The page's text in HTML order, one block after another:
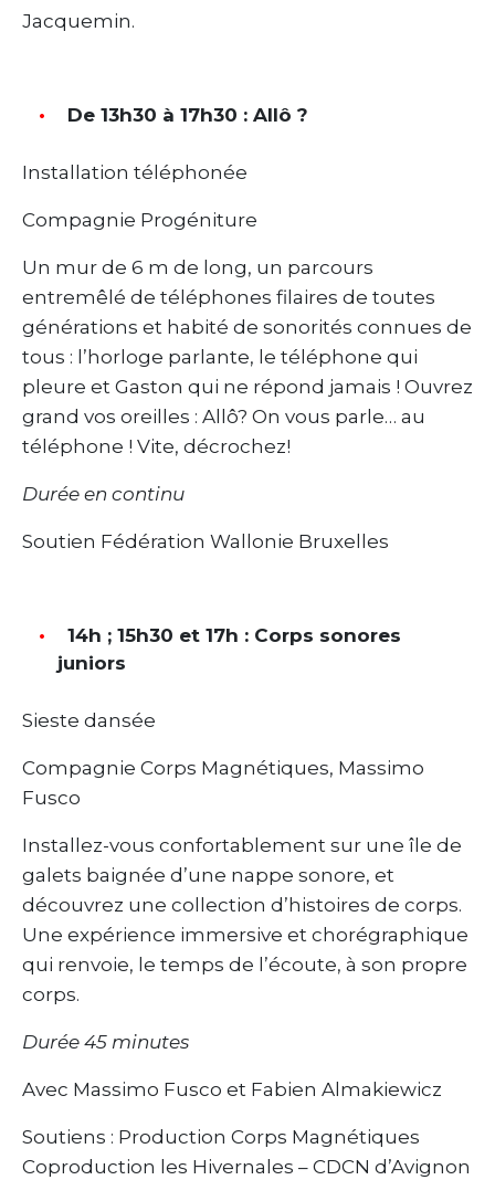
Jacquemin.
De 13h30 à 17h30 : Allô ?
Installation téléphonée
Compagnie Progéniture
Un mur de 6 m de long, un parcours
entremêlé de téléphones filaires de toutes
générations et habité de sonorités connues de
tous : l’horloge parlante, le téléphone qui
pleure et Gaston qui ne répond jamais ! Ouvrez
grand vos oreilles : Allô? On vous parle… au
téléphone ! Vite, décrochez!
Durée en continu
Soutien Fédération Wallonie Bruxelles
14h ; 15h30 et 17h : Corps sonores
juniors
Sieste dansée
Compagnie Corps Magnétiques, Massimo
Fusco
Installez-vous confortablement sur une île de
galets baignée d’une nappe sonore, et
découvrez une collection d’histoires de corps.
Une expérience immersive et chorégraphique
qui renvoie, le temps de l’écoute, à son propre
corps.
Durée 45 minutes
Avec Massimo Fusco et Fabien Almakiewicz
Soutiens : Production Corps Magnétiques
Coproduction les Hivernales – CDCN d’Avignon